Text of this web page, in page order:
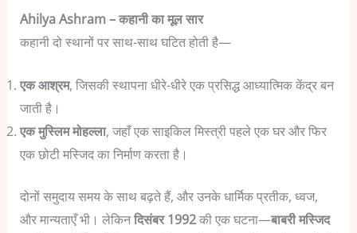
Ahilya Ashram – कहानी का मूल सार
कहानी दो स्थानों पर साथ-साथ घटित होती है—
एक आश्रम, जिसकी स्थापना धीरे-धीरे एक प्रसिद्ध आध्यात्मिक केंद्र बन
जाती है।
एक मुस्लिम मोहल्ला, जहाँ एक साइकिल मिस्त्री पहले एक घर और फिर
एक छोटी मस्जिद का निर्माण करता है।
दोनों समुदाय समय के साथ बढ़ते हैं, और उनके धार्मिक प्रतीक, ध्वज,
और मान्यताएँ भी। लेकिनदिसंबर 1992की एक घटना—बाबरी मस्जिद